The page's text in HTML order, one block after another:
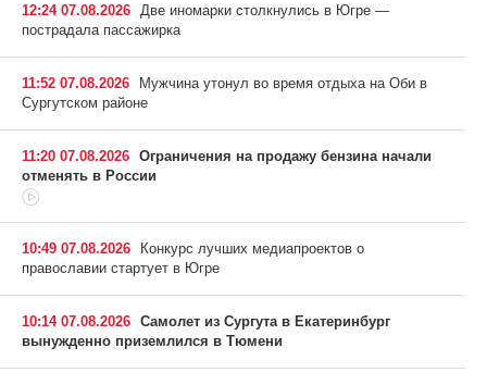
12:24 07.08.2026 Две иномарки столкнулись в Югре —
пострадала пассажирка
11:52 07.08.2026
Мужчина утонул во время отдыха на Оби в
Сургутском районе
11:20 07.08.2026 Ограничения на продажу бензина начали
отменять в России
10:49 07.08.2026
Конкурс лучших медиапроектов о
православии стартует в Югре
10:14 07.08.2026 Самолет из Сургута в Екатеринбург
вынужденно приземлился в Тюмени